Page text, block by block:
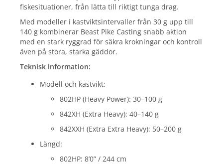
fiskesituationer, från lätta till riktigt tunga drag.
Med modeller i kastviktsintervaller från 30 g upp till
140 g kombinerar Beast Pike Casting snabb aktion
med en stark ryggrad för säkra krokningar och kontroll
även på stora, starka gäddor.
Teknisk information:
Modell och kastvikt:
802HP (Heavy Power): 30–100 g
842XH (Extra Heavy): 40–140 g
842XXH (Extra Extra Heavy): 50–200 g
Längd:
802HP: 8’0” / 244 cm